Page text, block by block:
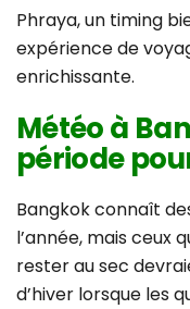
Phraya, un timing
expérience de
enrichissante.
Météo à
période
Bangkok connaît
l’année, mais ceux
rester au sec
d’hiver lorsque les